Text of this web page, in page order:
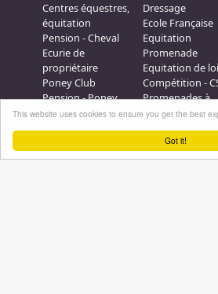
Got it!
This website uses cookies to ensure you get the best
Centres équestres,
équitation
Pension - Cheval
Ecurie de
propriétaire
Poney Club
Pension - Poney
Débourrage
Elevage
Dressage
Ecole Française
Equitation
Promenade
Equitation de
Compétition -
Promenades à
Cheval
Galops -